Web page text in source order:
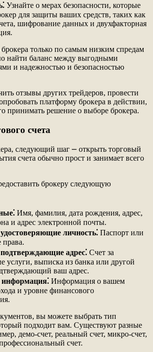
Узнайте о мерах безопасности, которые
для защиты ваших средств, таких как
шифрование данных и двухфакторная
только по самым низким спредам
найти баланс между выгодными
и надежностью и безопасностью
отзывы других трейдеров, провести
платформу брокера в действии,
принимать решение о выборе брокера.
счета
следующий шаг ⎼ открыть торговый
счета обычно прост и занимает всего
брокеру следующую
Имя, фамилия, дата рождения, адрес,
и адрес электронной почты.
личность⁚ Паспорт или
права.
адрес⁚ Счет за
услуги, выписка из банка или другой
ваш адрес.
Информация о вашем
и уровне финансового
вы можете выбрать тип
подходит вам. Существуют разные
демо-счет, реальный счет, микро-счет,
счет.